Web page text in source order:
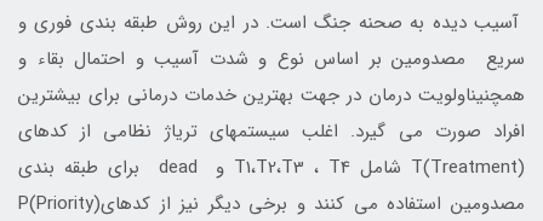
آسیب دیده به صحنه جنگ است. در این روش طبقه بندی فوری و
سریع مصدومین بر اساس نوع و شدت آسیب و احتمال بقاء و
همچنیناولویت درمان در جهت بهترین خدمات درمانی برای بیشترین
افراد صورت می گیرد. اغلب سیستمهای تریاژ نظامی از کدهای
T(Treatment) شامل T1،T2،T3 ، T4 و dead برای طبقه بندی
مصدومین استفاده می کنند و برخی دیگر نیز از کدهایP(Priority)